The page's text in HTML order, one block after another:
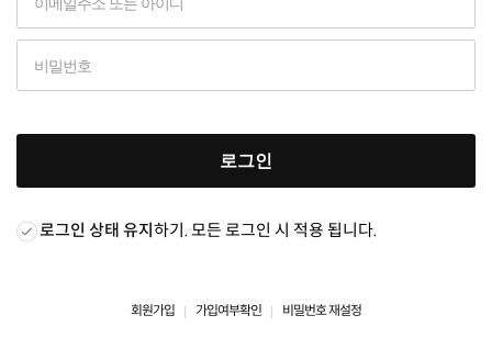
로그인
로그인 상태 유지하기. 모든 로그인 시 적용 됩니다.
회원가입 가입여부확인 비밀번호 재설정